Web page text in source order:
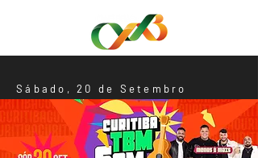
Sábado, 20 de Setembro